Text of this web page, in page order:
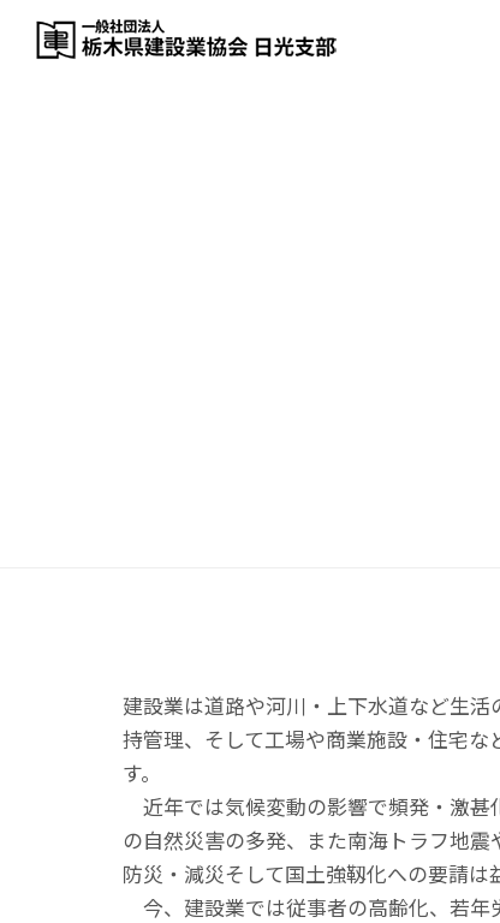
建設業は道路や河川・上下水道など生
持管理、そして工場や商業施設・住宅な
す。
近年では気候変動の影響で頻発・激甚
の自然災害の多発、また南海トラフ地震
防災・減災そして国土強靱化への要請は
今、建設業では従事者の高齢化、若年